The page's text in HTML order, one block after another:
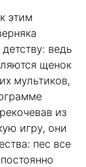
этим
ведь
щенок
мультиков,
из
игру, они
пес все